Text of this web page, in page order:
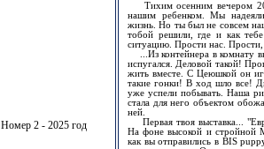
Номер 2 - 2025 год
Тихим осенним вечером
нашим ребенком. Мы
жизнь. Но ты был не совсем
тобой решили, где и как
ситуацию. Прости нас. Прости,
...Из контейнера в комнату
испугался. Деловой такой!
жить вместе. С Цеюшкой он
такие гонки! В ход шло все!
уже успели побывать. Наша
стала для него объектом
ней.
Первая твоя выставка...
На фоне высокой и стройной
как вы отправились в BIS